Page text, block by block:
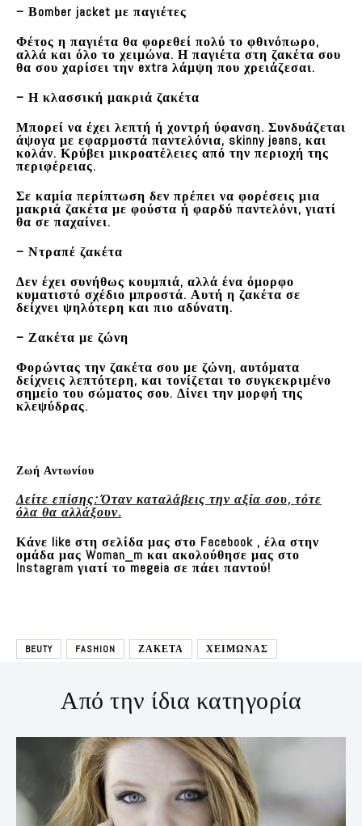
– Βomber jacket με παγιέτες
Φέτος η παγιέτα θα φορεθεί πολύ το φθινόπωρο,
αλλά και όλο το χειμώνα. Η παγιέτα στη ζακέτα σου
θα σου χαρίσει την extra λάμψη που χρειάζεσαι.
– Η κλασσική μακριά ζακέτα
Μπορεί να έχει λεπτή ή χοντρή ύφανση. Συνδυάζεται
άψογα με εφαρμοστά παντελόνια, skinny jeans, και
κολάν. Κρύβει μικροατέλειες από την περιοχή της
περιφέρειας.
Σε καμία περίπτωση δεν πρέπει να φορέσεις μια
μακριά ζακέτα με φούστα ή φαρδύ παντελόνι, γιατί
θα σε παχαίνει.
– Ντραπέ ζακέτα
Δεν έχει συνήθως κουμπιά, αλλά ένα όμορφο
κυματιστό σχέδιο μπροστά. Αυτή η ζακέτα σε
δείχνει ψηλότερη και πιο αδύνατη.
– Ζακέτα με ζώνη
Φορώντας την ζακέτα σου με ζώνη, αυτόματα
δείχνεις λεπτότερη, και τονίζεται το συγκεκριμένο
σημείο του σώματος σου. Δίνει την μορφή της
κλεψύδρας.
Ζωή Αντωνίου
Δείτε επίσης: Όταν καταλάβεις την αξία σου, τότε
όλα θα αλλάξουν.
Κάνε like στη σελίδα μας στο Facebook , έλα στην
ομάδα μας Woman_m και ακολούθησε μας στο
Instagram γιατί το megeia σε πάει παντού!
BEUTY FASHION ΖΑΚΕΤΑ ΧΕΙΜΩΝΑΣ
Από την ίδια κατηγορία